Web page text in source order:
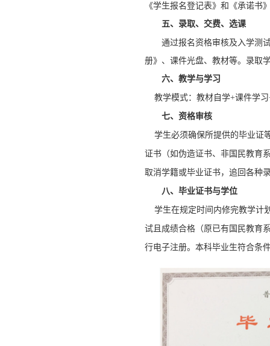
《学生报名登记表》和《承诺书
五、 录取、交费、选课
通过报名资格审核及入学测
册》、课件光盘、教材等。录取
六、教学与学习
教学模式：教材自学+课件学习
七、资格审核
学生必须确保所提供的毕业证
证书（如伪造证书、非国民教育
取消学籍或毕业证书，追回各种
八、毕业证书与学位
学生在规定时间内修完教学计
试且成绩合格（原已有国民教育
行电子注册。本科毕业生符合条